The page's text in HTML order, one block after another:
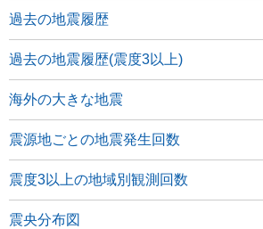
過去の地震履歴
過去の地震履歴(震度3以上)
海外の大きな地震
震源地ごとの地震発生回数
震度3以上の地域別観測回数
震央分布図